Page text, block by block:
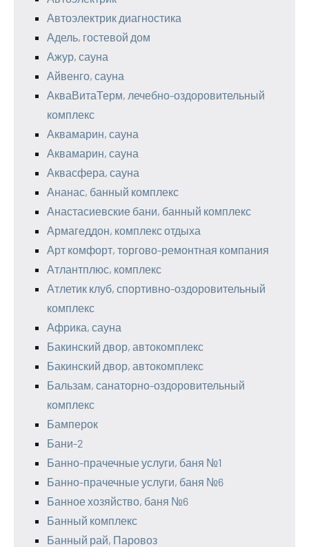
Автоэлектрик диагностика
Адель, гостевой дом
Ажур, сауна
Айвенго, сауна
АкваВитаТерм, лечебно-оздоровительный
комплекс
Аквамарин, сауна
Аквамарин, сауна
Аквасфера, сауна
Ананас, банный комплекс
Анастасиевские бани, банный комплекс
Армагеддон, комплекс отдыха
Арт комфорт, торгово-ремонтная компания
Атлантплюс, комплекс
Атлетик клуб, спортивно-оздоровительный
комплекс
Африка, сауна
Бакинский двор, автокомплекс
Бакинский двор, автокомплекс
Бальзам, санаторно-оздоровительный
комплекс
Бамперок
Бани-2
Банно-прачечные услуги, баня №1
Банно-прачечные услуги, баня №6
Банное хозяйство, баня №6
Банный комплекс
Банный рай, Паровоз